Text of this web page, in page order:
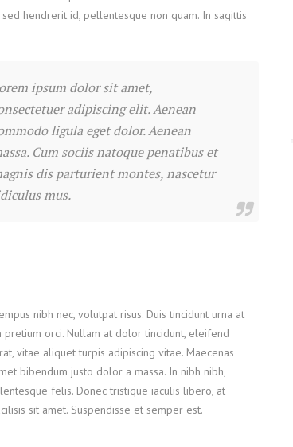
hendrerit id, pellentesque non quam. In sagittis
ipsum dolor sit amet,
adipiscing elit. Aenean
ligula eget dolor. Aenean
Cum sociis natoque penatibus et
dis parturient montes, nascetur
mus.
nibh nec, volutpat risus. Duis tincidunt urna at
orci. Nullam at dolor tincidunt, eleifend
vitae aliquet turpis adipiscing vitae. Maecenas
bibendum justo dolor a massa. In nibh nibh,
felis. Donec tristique iaculis libero, at
sit amet. Suspendisse et semper est.